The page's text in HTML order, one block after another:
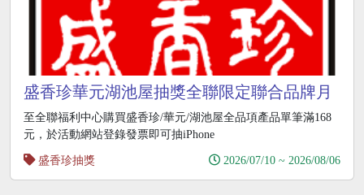
盛香珍華元湖池屋抽獎全聯限定聯合品牌月
抽iPhone17
至全聯福利中心購買盛香珍/華元/湖池屋全品項產品單筆滿168
元，於活動網站登錄發票即可抽iPhone
盛香珍抽獎
2026/07/10 ~ 2026/08/06